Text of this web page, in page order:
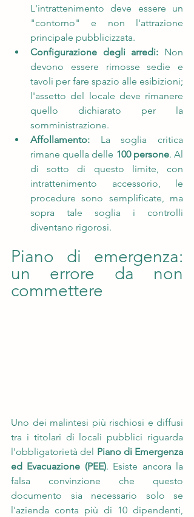
L'intrattenimento deve essere un
"contorno" e non l'attrazione
principale pubblicizzata.
Configurazione degli arredi: Non
devono essere rimosse sedie e
tavoli per fare spazio alle esibizioni;
l'assetto del locale deve rimanere
quello dichiarato per la
somministrazione.
Affollamento: La soglia critica
rimane quella delle 100 persone. Al
di sotto di questo limite, con
intrattenimento accessorio, le
procedure sono semplificate, ma
sopra tale soglia i controlli
diventano rigorosi.
Piano di emergenza:
un errore da non
commettere
Uno dei malintesi più rischiosi e diffusi
tra i titolari di locali pubblici riguarda
l'obbligatorietà del Piano di Emergenza
ed Evacuazione (PEE). Esiste ancora la
falsa convinzione che questo
documento sia necessario solo se
l'azienda conta più di 10 dipendenti,